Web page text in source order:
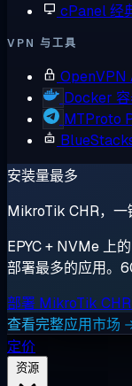
cPanel经
VPN 与工具
OpenVPN
Docker
MTProto
安装量最多
MikroTik CHR，一
EPYC + NVMe 上
部署最多的应用。
部署 MikroTik
查看完整应用市场
定价